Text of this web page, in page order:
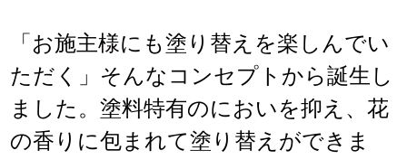
「お施主様にも塗り替えを楽しんでい
ただく」そんなコンセプトから誕生し
ました。塗料特有のにおいを抑え、花
の香りに包まれて塗り替えができま